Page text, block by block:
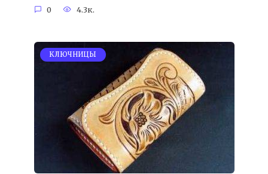
0 4.3к.
KЛЮЧНИЦЫ